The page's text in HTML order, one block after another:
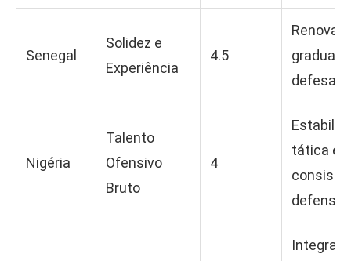
Senegal
Solidez e
Experiência
4.5
gradual
defesa.
Nigéria
Talento
Ofensivo
Bruto
4
tática e
Integrar